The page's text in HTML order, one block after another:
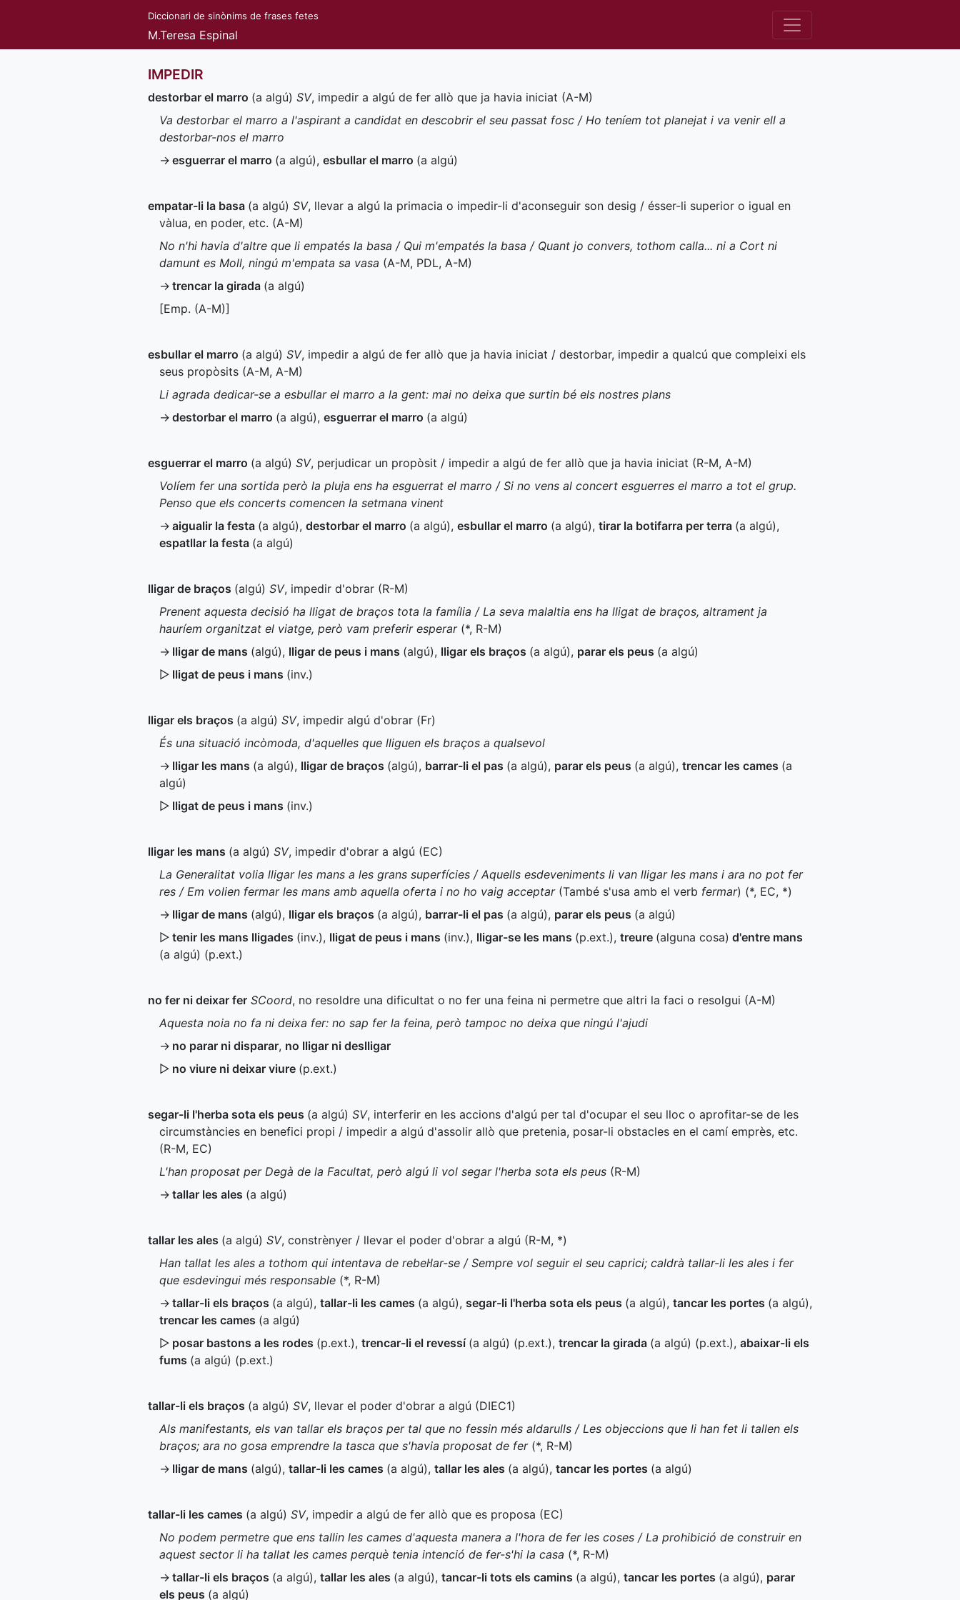
Diccionari de sinònims de frases fetes
M.Teresa Espinal
IMPEDIR
destorbar el marro (a algú) SV, impedir a algú de fer allò que ja havia iniciat (A-M)
Va destorbar el marro a l'aspirant a candidat en descobrir el seu passat fosc / Ho teníem tot planejat i va venir ell a
destorbar-nos el marro
→ esguerrar el marro (a algú), esbullar el marro (a algú)
empatar-li la basa (a algú) SV, llevar a algú la primacia o impedir-li d'aconseguir son desig / ésser-li superior o igual en
vàlua, en poder, etc. (A-M)
No n'hi havia d'altre que li empatés la basa / Qui m'empatés la basa / Quant jo convers, tothom calla... ni a Cort ni
damunt es Moll, ningú m'empata sa vasa (A-M, PDL, A-M)
→ trencar la girada (a algú)
[Emp. (A-M)]
esbullar el marro (a algú) SV, impedir a algú de fer allò que ja havia iniciat / destorbar, impedir a qualcú que compleixi els
seus propòsits (A-M, A-M)
Li agrada dedicar-se a esbullar el marro a la gent: mai no deixa que surtin bé els nostres plans
→ destorbar el marro (a algú), esguerrar el marro (a algú)
esguerrar el marro (a algú) SV, perjudicar un propòsit / impedir a algú de fer allò que ja havia iniciat (R-M, A-M)
Volíem fer una sortida però la pluja ens ha esguerrat el marro / Si no vens al concert esguerres el marro a tot el grup.
Penso que els concerts comencen la setmana vinent
→ aigualir la festa (a algú), destorbar el marro (a algú), esbullar el marro (a algú), tirar la botifarra per terra (a algú),
espatllar la festa (a algú)
lligar de braços (algú) SV, impedir d'obrar (R-M)
Prenent aquesta decisió ha lligat de braços tota la família / La seva malaltia ens ha lligat de braços, altrament ja
hauríem organitzat el viatge, però vam preferir esperar(*, R-M)
→ lligar de mans (algú), lligar de peus i mans (algú), lligar els braços (a algú), parar els peus (a algú)
▷ lligat de peus i mans (inv.)
lligar els braços (a algú) SV, impedir algú d'obrar (Fr)
És una situació incòmoda, d'aquelles que lliguen els braços a qualsevol
→ lligar les mans (a algú), lligar de braços (algú), barrar-li el pas (a algú), parar els peus (a algú), trencar les cames (a
algú)
▷ lligat de peus i mans (inv.)
lligar les mans (a algú) SV, impedir d'obrar a algú (EC)
La Generalitat volia lligar les mans a les grans superfícies / Aquells esdeveniments li van lligar les mans i ara no pot fer
res / Em volien fermar les mans amb aquella oferta i no ho vaig acceptar(També s'usa amb el verb fermar) (*, EC, *)
→ lligar de mans (algú), lligar els braços (a algú), barrar-li el pas (a algú), parar els peus (a algú)
▷ tenir les mans lligades (inv.), lligat de peus i mans (inv.), lligar-se les mans (p.ext.), treure (alguna cosa) d'entre mans
(a algú) (p.ext.)
no fer ni deixar fer SCoord, no resoldre una dificultat o no fer una feina ni permetre que altri la faci o resolgui (A-M)
Aquesta noia no fa ni deixa fer: no sap fer la feina, però tampoc no deixa que ningú l'ajudi
→ no parar ni disparar, no lligar ni deslligar
▷ no viure ni deixar viure (p.ext.)
segar-li l'herba sota els peus (a algú) SV, interferir en les accions d'algú per tal d'ocupar el seu lloc o aprofitar-se de les
circumstàncies en benefici propi / impedir a algú d'assolir allò que pretenia, posar-li obstacles en el camí emprès, etc.
(R-M, EC)
L'han proposat per Degà de la Facultat, però algú li vol segar l'herba sota els peus (R-M)
→ tallar les ales (a algú)
tallar les ales (a algú) SV, constrènyer / llevar el poder d'obrar a algú (R-M, *)
Han tallat les ales a tothom qui intentava de rebel·lar-se / Sempre vol seguir el seu caprici; caldrà tallar-li les ales i fer
que esdevingui més responsable (*, R-M)
→ tallar-li els braços (a algú), tallar-li les cames (a algú), segar-li l'herba sota els peus (a algú), tancar les portes (a algú),
trencar les cames (a algú)
▷ posar bastons a les rodes (p.ext.), trencar-li el revessí (a algú) (p.ext.), trencar la girada (a algú) (p.ext.), abaixar-li els
fums (a algú) (p.ext.)
tallar-li els braços (a algú) SV, llevar el poder d'obrar a algú (DIEC1)
Als manifestants, els van tallar els braços per tal que no fessin més aldarulls / Les objeccions que li han fet li tallen els
braços; ara no gosa emprendre la tasca que s'havia proposat de fer(*, R-M)
→ lligar de mans (algú), tallar-li les cames (a algú), tallar les ales (a algú), tancar les portes (a algú)
tallar-li les cames (a algú) SV, impedir a algú de fer allò que es proposa (EC)
No podem permetre que ens tallin les cames d'aquesta manera a l'hora de fer les coses / La prohibició de construir en
aquest sector li ha tallat les cames perquè tenia intenció de fer-s'hi la casa (*, R-M)
→ tallar-li els braços (a algú), tallar les ales (a algú), tancar-li tots els camins (a algú), tancar les portes (a algú), parar
els peus (a algú)